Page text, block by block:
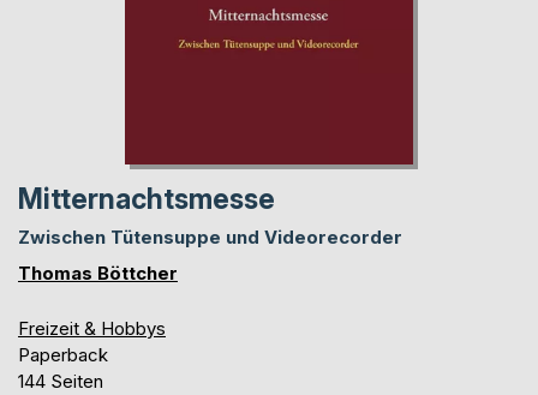
Mitternachtsmesse
Zwischen Tütensuppe und Videorecorder
Thomas Böttcher
Freizeit & Hobbys
Paperback
144 Seiten